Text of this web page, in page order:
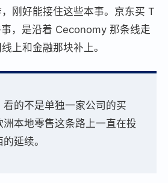
刚好能接住这些本事。京东买 T
，是沿着 Ceconomy 那条线走
上和金融那块补上。
的不是单独一家公司的买
本地零售这条路上一直在投
延续。